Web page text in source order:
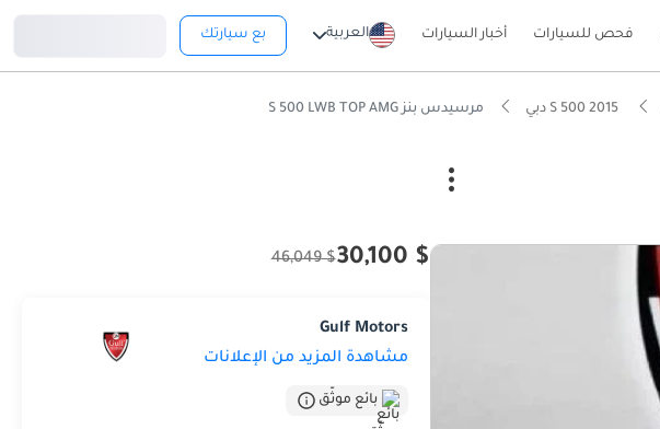
فحص للسيارات أخبار السيارات العربية بع سيارتك
مرسيدس بنز S 500 LWB TOP AMG
$ 30,100
$ 46,049
Gulf Motors
مشاهدة المزيد من الإعلانات
بائع موثّق